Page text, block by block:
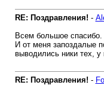
RE: Поздравления! -
Всем большое
И от меня запоздалые
выводились ники тех,
RE: Поздравления! -